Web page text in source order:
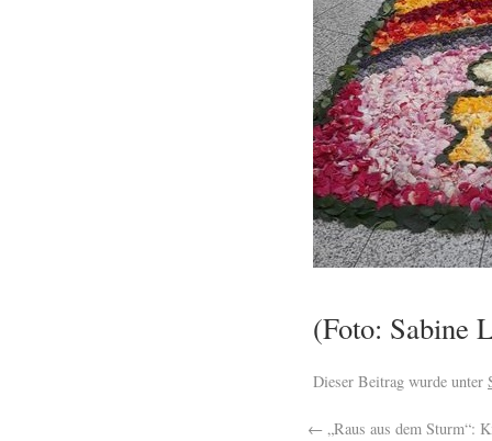
(Foto: Sabine
Dieser Beitrag wurde unter
← „Raus aus dem Sturm“: